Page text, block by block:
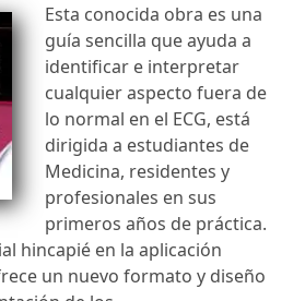
Esta conocida obra es una
guía sencilla que ayuda a
identificar e interpretar
cualquier aspecto fuera de
lo normal en el ECG, está
dirigida a estudiantes de
Medicina, residentes y
profesionales en sus
primeros años de práctica.
hincapié en la aplicación
un nuevo formato y diseño